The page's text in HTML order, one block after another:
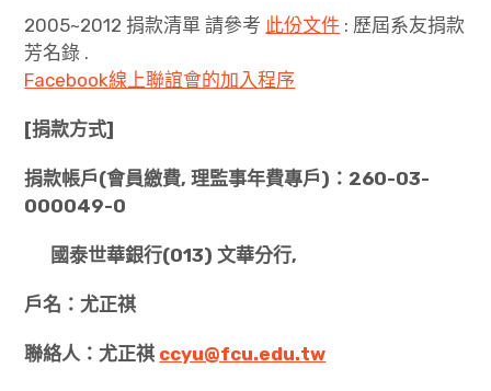
2005~2012 捐款清單 請參考 此份文件 : 歷屆系友捐款
芳名錄 .
Facebook線上聯誼會的加入程序
[捐款方式]
捐款帳戶(會員繳費,理監事年費專戶) ： 260-03-
000049-0
國泰世華銀行(013)文華分行,
戶名：尤正祺
聯絡人：尤正祺 ccyu@fcu.edu.tw